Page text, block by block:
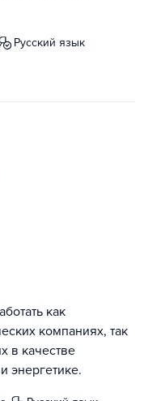
русский язык
как
компаниях, так
в качестве
энергетике.